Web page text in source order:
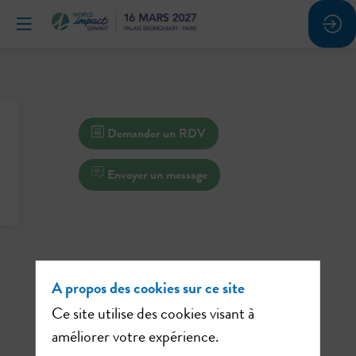
Demander un RDV
Envoyer un message
A propos des cookies sur ce site
Ce site utilise des cookies visant à
améliorer votre expérience.